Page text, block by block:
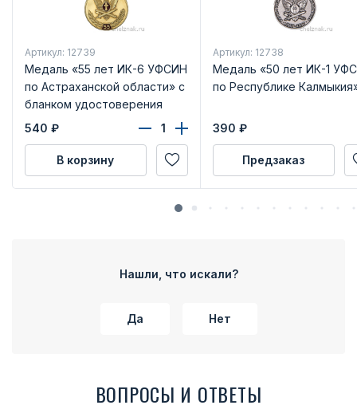
Артикул: 12739
Медаль «55 лет ИК-6 УФСИН
по Астраханской области» с
бланком удостоверения
540 ₽
В корзину
Артикул: 12738
Медаль «50 лет ИК-1
по Республике
390 ₽
Предзаказ
Нашли, что искали?
Да Нет
ВОПРОСЫ И ОТВЕТЫ